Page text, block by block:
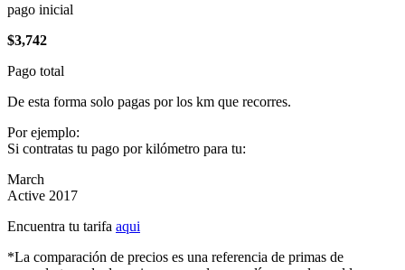
pago inicial
$3,742
Pago total
De esta forma solo pagas por los km que recorres.
Por ejemplo:
Si contratas tu pago por kilómetro para tu:
March
Active 2017
Encuentra tu tarifa aqui
*La comparación de precios es una referencia de primas de